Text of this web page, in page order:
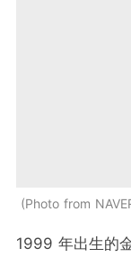
Photo from
1999 年出生的